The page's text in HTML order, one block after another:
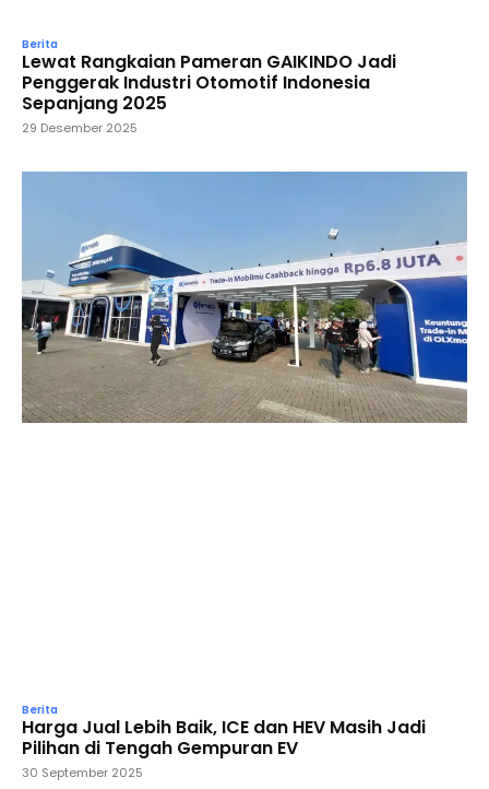
Berita
Lewat Rangkaian Pameran GAIKINDO Jadi
Penggerak Industri Otomotif Indonesia
Sepanjang 2025
29 Desember 2025
Berita
Harga Jual Lebih Baik, ICE dan HEV Masih Jadi
Pilihan di Tengah Gempuran EV
30 September 2025